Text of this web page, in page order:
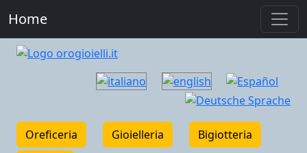
Home
Oreficeria Gioielleria
Bigiotteria